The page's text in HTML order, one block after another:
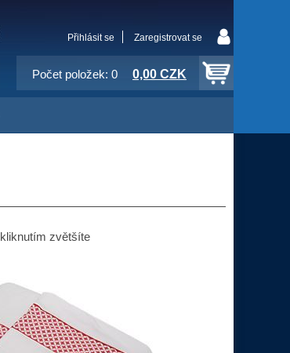
Přihlásit se Zaregistrovat se
Počet položek: 0 0,00 CZK
kliknutím zvětšíte